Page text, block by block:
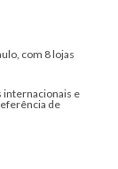
com 8 lojas
internacionais e
de